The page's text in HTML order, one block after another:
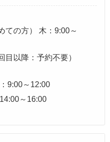
ての方） 木：9:00～
目以降：予約不要）
9:00～12:00
～16:00